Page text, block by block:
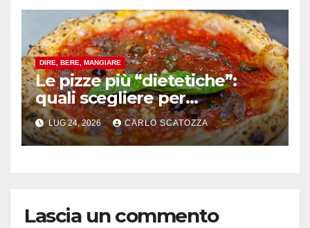
DIRE, BERE, MANGIARE
Le pizze più “dietetiche”:
quali scegliere per
contenere le calorie senza
rinunciare al gusto
LUG 24, 2026 CARLO SCATOZZA
Lascia un commento